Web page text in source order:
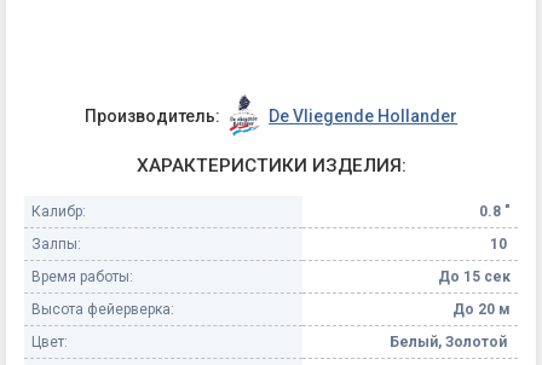
Производитель: De Vliegende Hollander
ХАРАКТЕРИСТИКИ ИЗДЕЛИЯ:
Калибр:
0.8 "
Залпы:
10
Время работы:
До 15 сек
Высота фейерверка:
До 20 м
Цвет:
Белый, Золотой